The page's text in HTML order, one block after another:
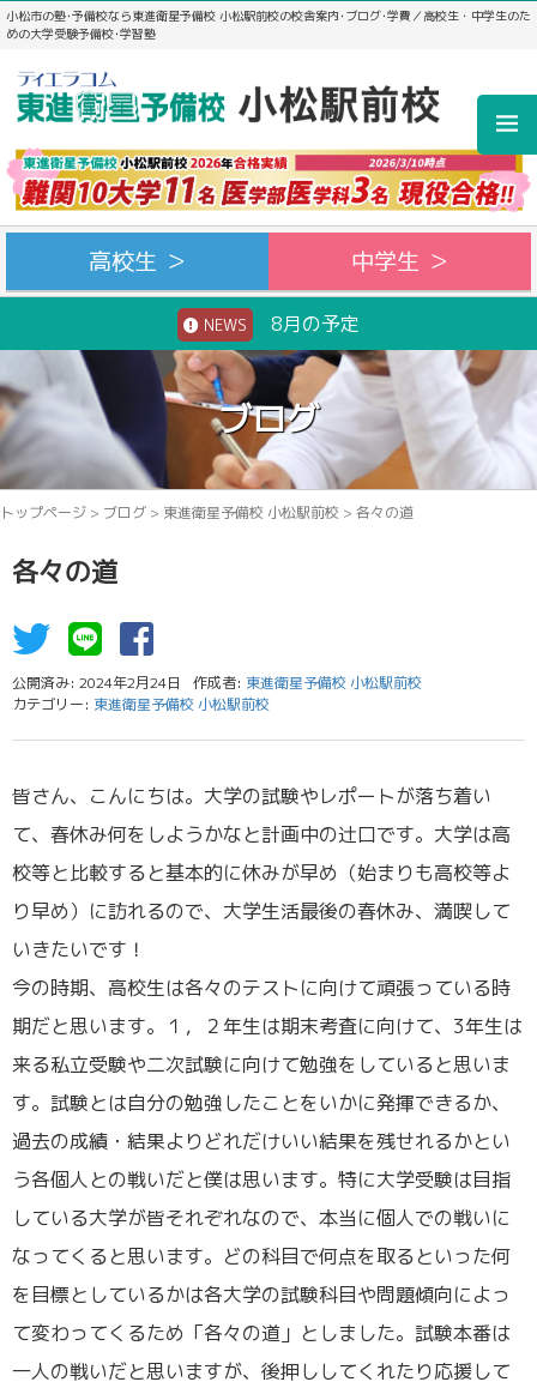
小松市の塾･予備校なら東進衛星予備校 小松駅前校の校舎案内･ブログ･学費／高校生・中学生のた
めの大学受験予備校･学習塾
高校生 ＞ 中学生 ＞
NEWS 8月の予定
ブログ
トップページ > ブログ > 東進衛星予備校 小松駅前校 > 各々の道
各々の道
公開済み: 2024年2月24日 作成者: 東進衛星予備校 小松駅前校
カテゴリー: 東進衛星予備校 小松駅前校
皆さん、こんにちは。大学の試験やレポートが落ち着い
て、春休み何をしようかなと計画中の辻口です。大学は高
校等と比較すると基本的に休みが早め（始まりも高校等よ
り早め）に訪れるので、大学生活最後の春休み、満喫して
いきたいです！
今の時期、高校生は各々のテストに向けて頑張っている時
期だと思います。１，２年生は期末考査に向けて、3年生は
来る私立受験や二次試験に向けて勉強をしていると思いま
す。試験とは自分の勉強したことをいかに発揮できるか、
過去の成績・結果よりどれだけいい結果を残せれるかとい
う各個人との戦いだと僕は思います。特に大学受験は目指
している大学が皆それぞれなので、本当に個人での戦いに
なってくると思います。どの科目で何点を取るといった何
を目標としているかは各大学の試験科目や問題傾向によっ
て変わってくるため「各々の道」としました。試験本番は
一人の戦いだと思いますが、後押ししてくれたり応援して